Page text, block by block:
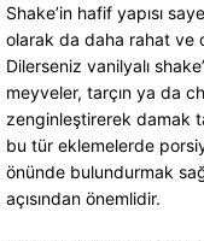
Shake’in hafif yapısı
olarak da daha rahat ve
Dilerseniz vanilyalı
meyveler, tarçın ya da
zenginleştirerek damak
bu tür eklemelerde
önünde bulundurmak
açısından önemlidir.